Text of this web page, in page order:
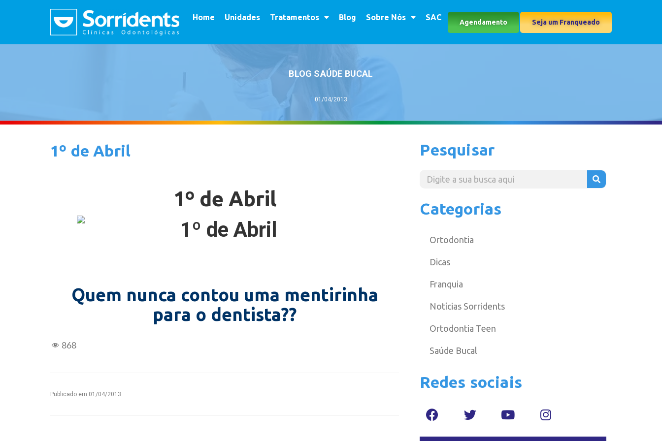
Home Unidades Tratamentos Blog Sobre Nós SAC
Agendamento Seja um Franqueado
BLOG SAÚDE BUCAL
01/04/2013
1º de Abril
1º de Abril
Quem nunca contou uma mentirinha
para o dentista??
868
Publicado em 01/04/2013
Pesquisar
Categorias
Ortodontia
Dicas
Franquia
Notícias Sorridents
Ortodontia Teen
Saúde Bucal
Redes sociais